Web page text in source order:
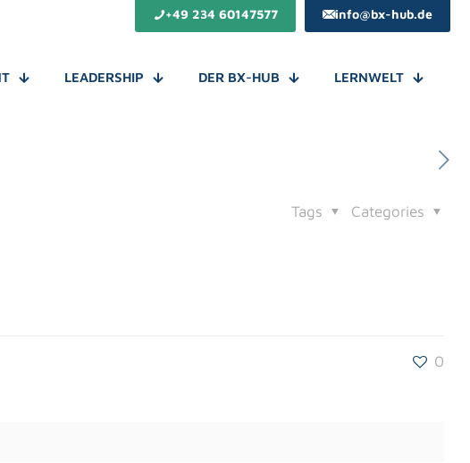
+49 234 60147577 info@bx-hub.de
LEADERSHIP DER BX-HUB LERNWELT
Categories
Tags
0